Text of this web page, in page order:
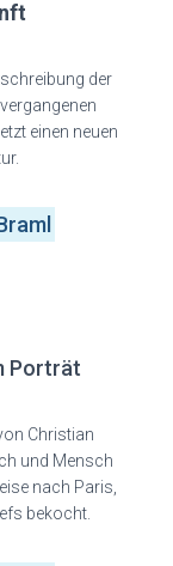
der
einen neuen
Porträt
Christian
und Mensch
nach Paris,
bekocht.